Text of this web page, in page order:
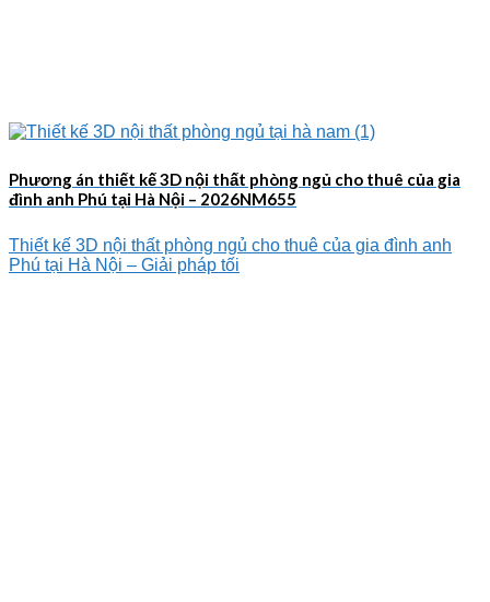
Phương án thiết kế 3D nội thất phòng ngủ cho thuê của gia
đình anh Phú tại Hà Nội – 2026NM655
Thiết kế 3D nội thất phòng ngủ cho thuê của gia đình anh
Phú tại Hà Nội – Giải pháp tối